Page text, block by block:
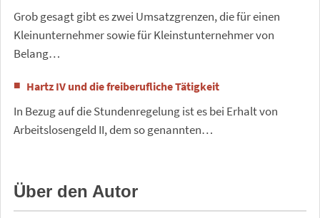
Grob gesagt gibt es zwei Umsatzgrenzen, die für einen
Kleinunternehmer sowie für Kleinstunternehmer von
Belang…
Hartz IV und die freiberufliche Tätigkeit
In Bezug auf die Stundenregelung ist es bei Erhalt von
Arbeitslosengeld II, dem so genannten…
Über den Autor